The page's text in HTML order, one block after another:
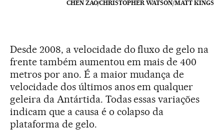
CHEN ZAO/CHRISTOPHER WATSON/MATT KINGS
Desde 2008, a velocidade do fluxo de gelo na
frente também aumentou em mais de 400
metros por ano. É a maior mudança de
velocidade dos últimos anos em qualquer
geleira da Antártida. Todas essas variações
indicam que a causa é o colapso da
plataforma de gelo.